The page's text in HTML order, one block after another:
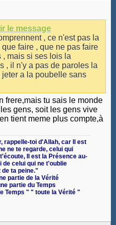
, ce n'est pas la
faire , que ne pas faire
, mais si ses lois la
, il n'y a pas de paroles la
a la poubelle sans
frere,mais tu sais le monde
gens, soit les gens vive
tient meme plus compte,à
rappelle-toi d'Allah, car Il est
ne te regarde, celui qui
Il est la Présence au-
de celui qui ne t'oublie
ta peine."
partie de la Vérité
partie du Temps
Temps " " toute la Vérité "